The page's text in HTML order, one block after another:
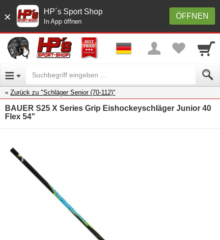
× ÖFFNEN
HP´s Sport Shop
In App öffnen
Zurück zu "Schläger Senior (70-112)"
BAUER S25 X Series Grip Eishockeyschläger Junior 40
Flex 54"